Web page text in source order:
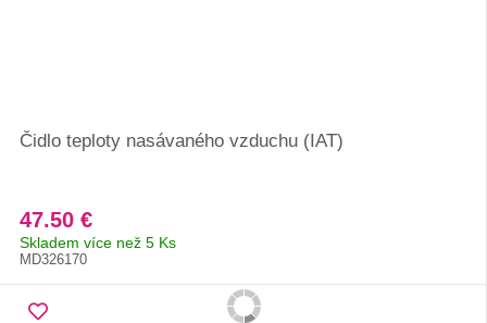
Čidlo teploty nasávaného vzduchu (IAT)
47.50 €
Skladem více než 5 Ks
MD326170